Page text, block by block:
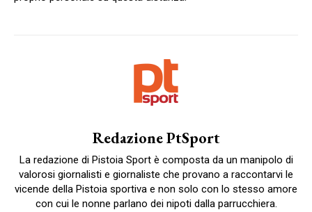
Redazione PtSport
La redazione di Pistoia Sport è composta da un manipolo di
valorosi giornalisti e giornaliste che provano a raccontarvi le
vicende della Pistoia sportiva e non solo con lo stesso amore
con cui le nonne parlano dei nipoti dalla parrucchiera.